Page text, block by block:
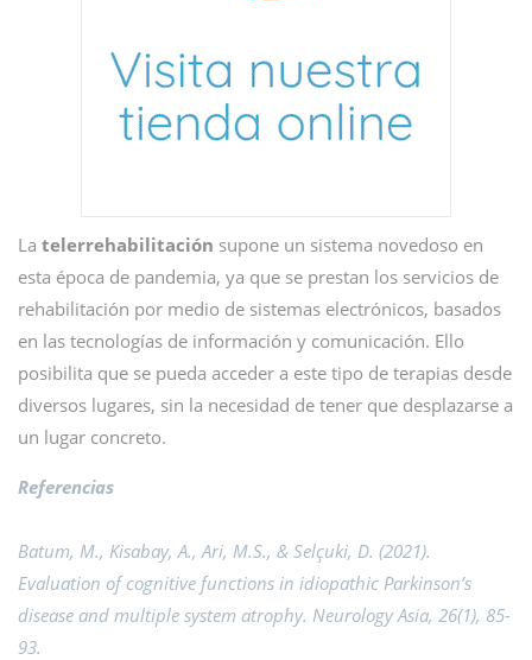
La telerrehabilitación supone un sistema novedoso en
esta época de pandemia, ya que se prestan los servicios de
rehabilitación por medio de sistemas electrónicos, basados
en las tecnologías de información y comunicación. Ello
posibilita que se pueda acceder a este tipo de terapias desde
diversos lugares, sin la necesidad de tener que desplazarse a
un lugar concreto.
Referencias
Batum, M., Kisabay, A., Ari, M.S., & Selçuki, D. (2021).
Evaluation of cognitive functions in idiopathic Parkinson’s
disease and multiple system atrophy. Neurology Asia, 26(1), 85-
93.